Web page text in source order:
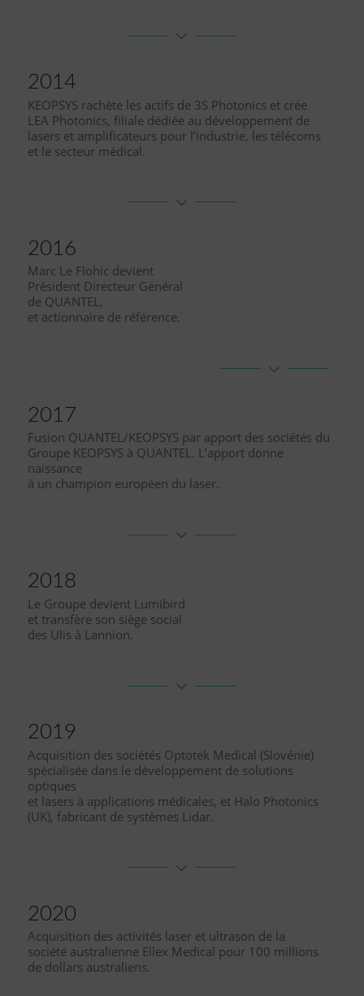
2014
KEOPSYS rachète les actifs de 3S Photonics et crée
LEA Photonics, filiale dédiée au développement de
lasers et amplificateurs pour l’industrie, les télécoms
et le secteur médical.
2016
Marc Le Flohic devient
Président Directeur Général
de QUANTEL,
et actionnaire de référence.
2017
Fusion QUANTEL/KEOPSYS par apport des sociétés du
Groupe KEOPSYS à QUANTEL. L’apport donne
naissance
à un champion européen du laser.
2018
Le Groupe devient Lumibird
et transfère son siège social
des Ulis à Lannion.
2019
Acquisition des sociétés Optotek Medical (Slovénie)
spécialisée dans le développement de solutions
optiques
et lasers à applications médicales, et Halo Photonics
(UK), fabricant de systèmes Lidar.
2020
Acquisition des activités laser et ultrason de la
société australienne Ellex Medical pour 100 millions
de dollars australiens.